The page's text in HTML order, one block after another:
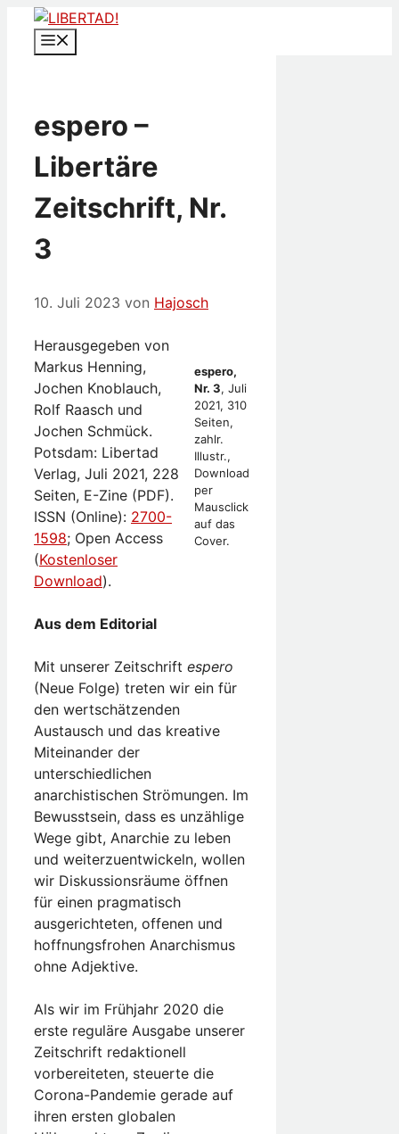
Zum
Inhalt
springen
espero –
Libertäre
Zeitschrift, Nr.
3
10. Juli 2023 von Hajosch
espero,
Nr. 3, Juli
2021, 310
Seiten,
zahlr.
Illustr.,
Download
per
Mausclick
auf das
Cover.
Herausgegeben von
Markus Henning,
Jochen Knoblauch,
Rolf Raasch und
Jochen Schmück.
Potsdam: Libertad
Verlag, Juli 2021, 228
Seiten, E-Zine (PDF).
ISSN (Online): 2700-
1598; Open Access
(Kostenloser
Download).
Aus dem Editorial
Mit unserer Zeitschrift espero
(Neue Folge) treten wir ein für
den wertschätzenden
Austausch und das kreative
Miteinander der
unterschiedlichen
anarchistischen Strömungen. Im
Bewusstsein, dass es unzählige
Wege gibt, Anarchie zu leben
und weiterzuentwickeln, wollen
wir Diskussionsräume öffnen
für einen pragmatisch
ausgerichteten, offenen und
hoffnungsfrohen Anarchismus
ohne Adjektive.
Als wir im Frühjahr 2020 die
erste reguläre Ausgabe unserer
Zeitschrift redaktionell
vorbereiteten, steuerte die
Corona-Pandemie gerade auf
ihren ersten globalen